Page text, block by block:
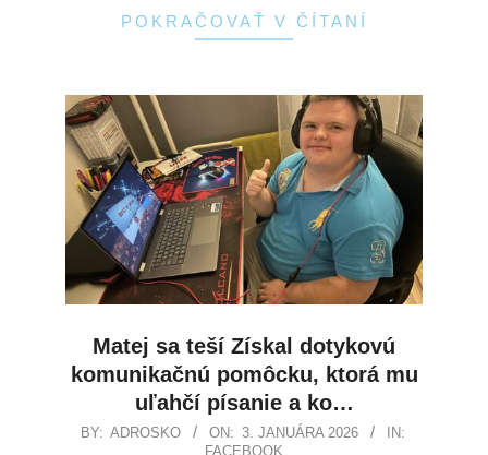
POKRAČOVAŤ V ČÍTANÍ
Matej sa teší Získal dotykovú
komunikačnú pomôcku, ktorá mu
uľahčí písanie a ko…
BY: ADROSKO ON: 3. JANUÁRA 2026
IN:
FACEBOOK